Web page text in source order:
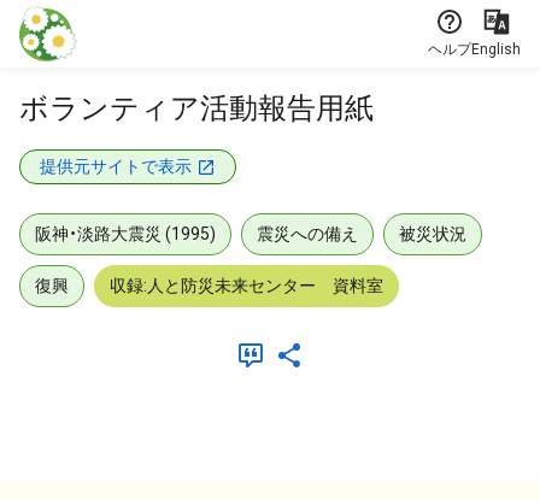
本文に飛ぶ
ヘルプEnglish
ボランティア活動報告用紙
提供元サイトで表示
阪神・淡路大震災 (1995) 震災への備え 被災状況
復興 収録:人と防災未来センター 資料室